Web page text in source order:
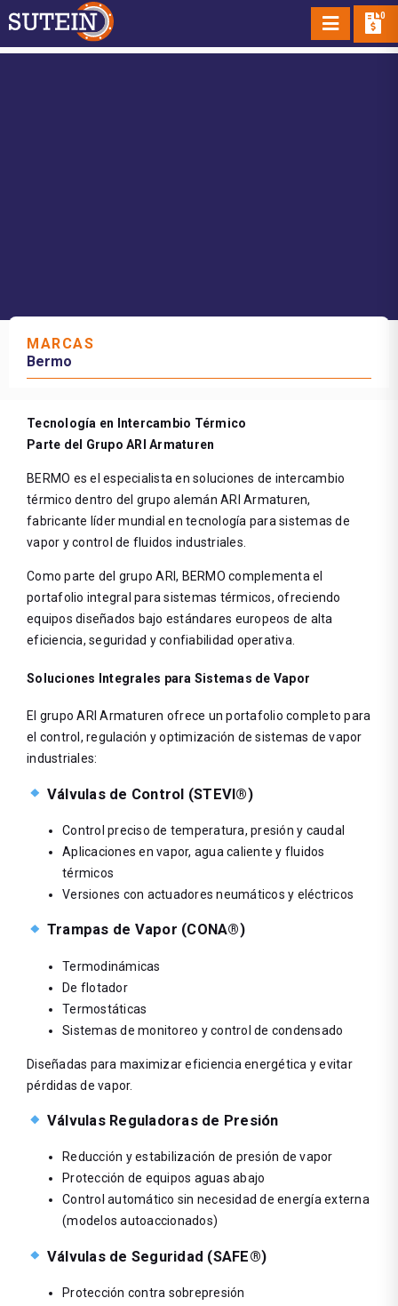
0
MARCAS
Bermo
Tecnología en Intercambio Térmico
Parte del Grupo ARI Armaturen
BERMO es el especialista en soluciones de intercambio
térmico dentro del grupo alemán ARI Armaturen,
fabricante líder mundial en tecnología para sistemas de
vapor y control de fluidos industriales.
Como parte del grupo ARI, BERMO complementa el
portafolio integral para sistemas térmicos, ofreciendo
equipos diseñados bajo estándares europeos de alta
eficiencia, seguridad y confiabilidad operativa.
Soluciones Integrales para Sistemas de Vapor
El grupo ARI Armaturen ofrece un portafolio completo para
el control, regulación y optimización de sistemas de vapor
industriales:
Válvulas de Control (STEVI®)
Control preciso de temperatura, presión y caudal
Aplicaciones en vapor, agua caliente y fluidos
térmicos
Versiones con actuadores neumáticos y eléctricos
Trampas de Vapor (CONA®)
Termodinámicas
De flotador
Termostáticas
Sistemas de monitoreo y control de condensado
Diseñadas para maximizar eficiencia energética y evitar
pérdidas de vapor.
Válvulas Reguladoras de Presión
Reducción y estabilización de presión de vapor
Protección de equipos aguas abajo
Control automático sin necesidad de energía externa
(modelos autoaccionados)
Válvulas de Seguridad (SAFE®)
Protección contra sobrepresión